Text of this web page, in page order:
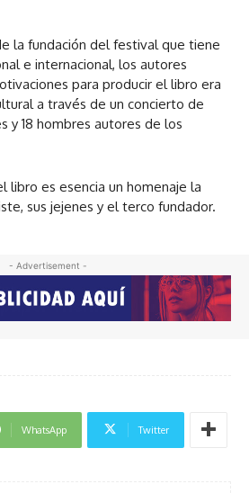
la fundación del festival que tiene
e internacional, los autores
para producir el libro era
a través de un concierto de
y 18 hombres autores de los
libro es esencia un homenaje la
sus jejenes y el terco fundador.
- Advertisement -
WhatsApp Twitter